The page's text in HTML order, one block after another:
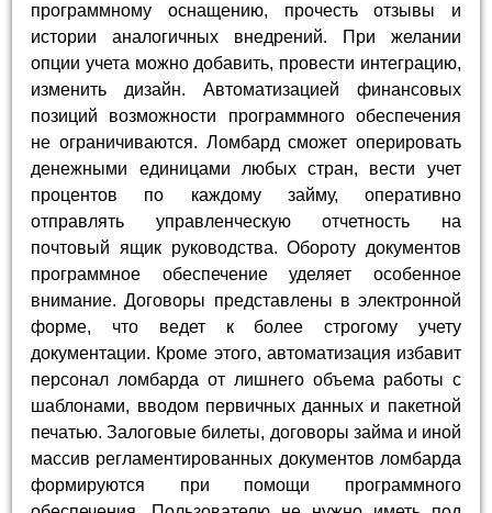
программному оснащению, прочесть отзывы и
истории аналогичных внедрений. При желании
опции учета можно добавить, провести интеграцию,
изменить дизайн. Автоматизацией финансовых
позиций возможности программного обеспечения
не ограничиваются. Ломбард сможет оперировать
денежными единицами любых стран, вести учет
процентов по каждому займу, оперативно
отправлять управленческую отчетность на
почтовый ящик руководства. Обороту документов
программное обеспечение уделяет особенное
внимание. Договоры представлены в электронной
форме, что ведет к более строгому учету
документации. Кроме этого, автоматизация избавит
персонал ломбарда от лишнего объема работы с
шаблонами, вводом первичных данных и пакетной
печатью. Залоговые билеты, договоры займа и иной
массив регламентированных документов ломбарда
формируются при помощи программного